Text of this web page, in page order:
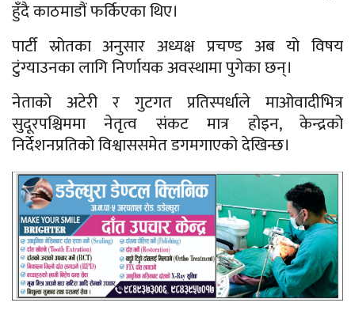
हुँदै काठमाडौं फर्किएका थिए।
पार्टी स्रोतका अनुसार अध्यक्ष प्रचण्ड अब यो विषय
टुंग्याउनका लागि निर्णायक अवस्थामा पुगेका छन्।
नेताको अटेरी र गुटगत प्रतिस्पर्धाले माओवादीभित्र
सुदूरपश्चिममा नेतृत्व संकट मात्र होइन, केन्द्रको
निर्देशनप्रतिको विश्वाससमेत डगमगाएको देखिन्छ।